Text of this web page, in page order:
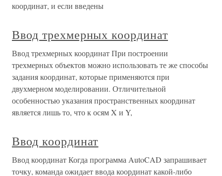
координат, и если введены
Ввод трехмерных координат
Ввод трехмерных координат При построении
трехмерных объектов можно использовать те же способы
задания координат, которые применяются при
двухмерном моделировании. Отличительной
особенностью указания пространственных координат
является лишь то, что к осям X и Y,
Ввод координат
Ввод координат Когда программа AutoCAD запрашивает
точку, команда ожидает ввода координат какой-либо